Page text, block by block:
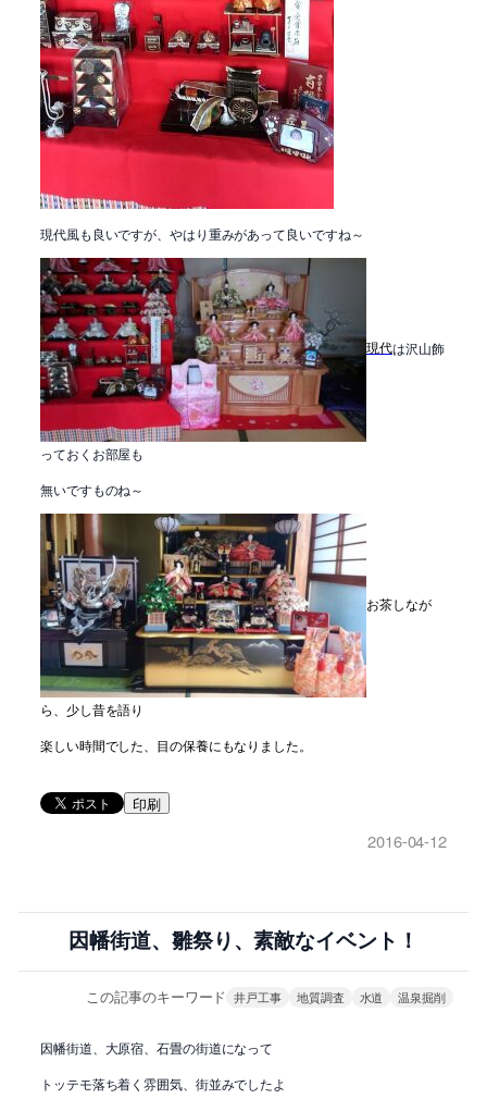
現代風も良いですが、やはり重みがあって良いですね～
現代は沢山飾
っておくお部屋も
無いですものね～
お茶しなが
ら、少し昔を語り
楽しい時間でした、目の保養にもなりました。
印刷
2016-04-12
因幡街道、雛祭り、素敵なイベント！
この記事のキーワード 井戸工事 地質調査 水道 温泉掘削
因幡街道、大原宿、石畳の街道になって
トッテモ落ち着く雰囲気、街並みでしたよ